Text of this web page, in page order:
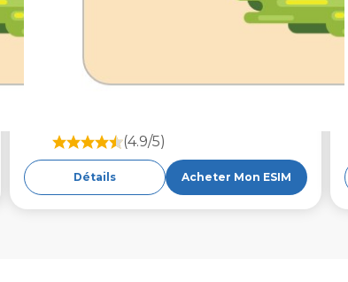
(4.9/5)
Détails Acheter Mon ESIM